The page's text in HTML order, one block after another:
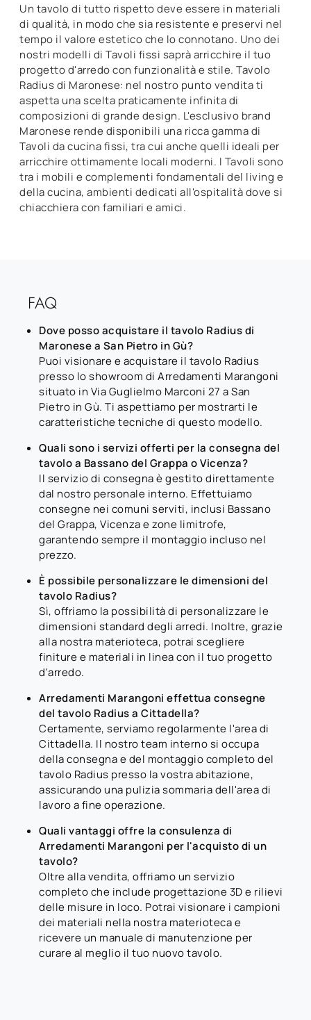
Un tavolo di tutto rispetto deve essere in materiali
di qualità, in modo che sia resistente e preservi nel
tempo il valore estetico che lo connotano. Uno dei
nostri modelli di Tavoli fissi saprà arricchire il tuo
progetto d'arredo con funzionalità e stile. Tavolo
Radius di Maronese: nel nostro punto vendita ti
aspetta una scelta praticamente infinita di
composizioni di grande design. L'esclusivo brand
Maronese rende disponibili una ricca gamma di
Tavoli da cucina fissi, tra cui anche quelli ideali per
arricchire ottimamente locali moderni. I Tavoli sono
tra i mobili e complementi fondamentali del living e
della cucina, ambienti dedicati all'ospitalità dove si
chiacchiera con familiari e amici.
FAQ
Dove posso acquistare il tavolo Radius di
Maronese a San Pietro in Gù?
Puoi visionare e acquistare il tavolo Radius
presso lo showroom di Arredamenti Marangoni
situato in Via Guglielmo Marconi 27 a San
Pietro in Gù. Ti aspettiamo per mostrarti le
caratteristiche tecniche di questo modello.
Quali sono i servizi offerti per la consegna del
tavolo a Bassano del Grappa o Vicenza?
Il servizio di consegna è gestito direttamente
dal nostro personale interno. Effettuiamo
consegne nei comuni serviti, inclusi Bassano
del Grappa, Vicenza e zone limitrofe,
garantendo sempre il montaggio incluso nel
prezzo.
È possibile personalizzare le dimensioni del
tavolo Radius?
Sì, offriamo la possibilità di personalizzare le
dimensioni standard degli arredi. Inoltre, grazie
alla nostra materioteca, potrai scegliere
finiture e materiali in linea con il tuo progetto
d'arredo.
Arredamenti Marangoni effettua consegne
del tavolo Radius a Cittadella?
Certamente, serviamo regolarmente l'area di
Cittadella. Il nostro team interno si occupa
della consegna e del montaggio completo del
tavolo Radius presso la vostra abitazione,
assicurando una pulizia sommaria dell'area di
lavoro a fine operazione.
Quali vantaggi offre la consulenza di
Arredamenti Marangoni per l'acquisto di un
tavolo?
Oltre alla vendita, offriamo un servizio
completo che include progettazione 3D e rilievi
delle misure in loco. Potrai visionare i campioni
dei materiali nella nostra materioteca e
ricevere un manuale di manutenzione per
curare al meglio il tuo nuovo tavolo.